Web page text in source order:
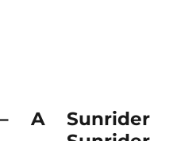
– A Sunrider